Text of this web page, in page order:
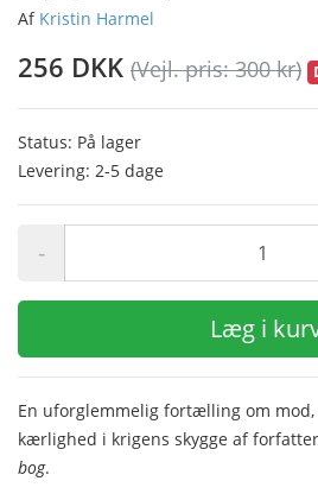
Af Kristin Harmel
256 DKK (Vejl. pris: 300 kr)
Status: På lager
Levering: 2-5 dage
-
Læg i
En uforglemmelig fortælling om
kærlighed i krigens skygge af
bog.